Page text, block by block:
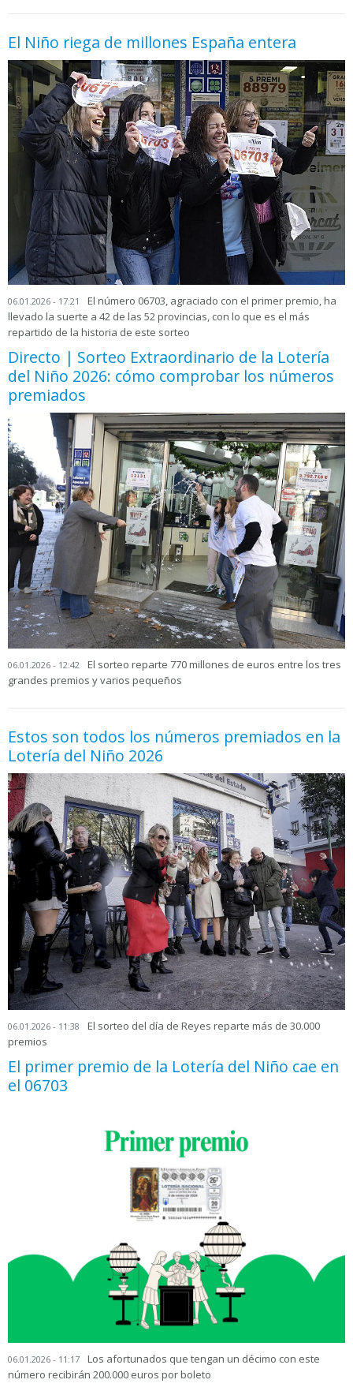
El Niño riega de millones España entera
06.01.2026 - 17:21
El número 06703, agraciado con el primer premio, ha
llevado la suerte a 42 de las 52 provincias, con lo que es el más
repartido de la historia de este sorteo
Directo | Sorteo Extraordinario de la Lotería
del Niño 2026: cómo comprobar los números
premiados
06.01.2026 - 12:42
El sorteo reparte 770 millones de euros entre los tres
grandes premios y varios pequeños
Estos son todos los números premiados en la
Lotería del Niño 2026
06.01.2026 - 11:38
El sorteo del día de Reyes reparte más de 30.000
premios
El primer premio de la Lotería del Niño cae en
el 06703
06.01.2026 - 11:17
Los afortunados que tengan un décimo con este
número recibirán 200.000 euros por boleto